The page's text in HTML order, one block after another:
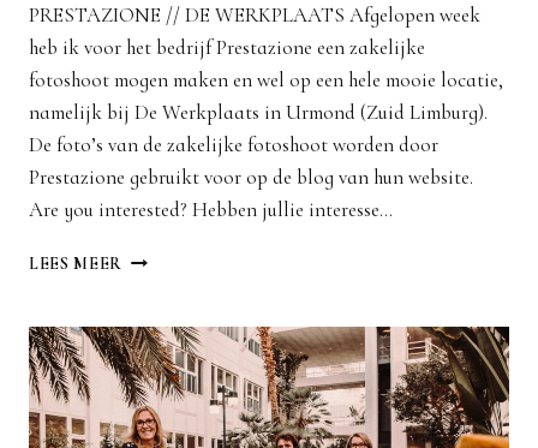
PRESTAZIONE // DE WERKPLAATS Afgelopen week
heb ik voor het bedrijf Prestazione een zakelijke
fotoshoot mogen maken en wel op een hele mooie locatie,
namelijk bij De Werkplaats in Urmond (Zuid Limburg).
De foto’s van de zakelijke fotoshoot worden door
Prestazione gebruikt voor op de blog van hun website.
Are you interested? Hebben jullie interesse…
LEES MEER ZAKELIJKE
LIMBURG